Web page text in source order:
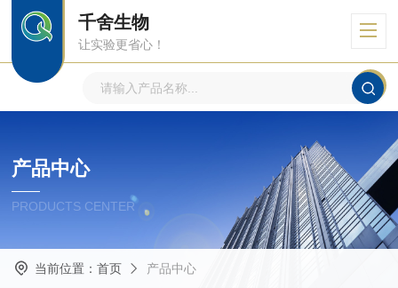
千舍生物
让实验更省心！
产品中心
PRODUCTS CENTER
当前位置： 首页 产品中心